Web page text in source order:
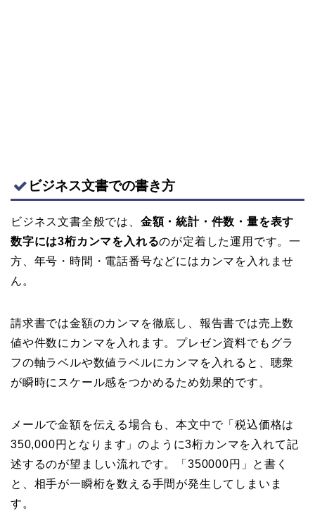
ビジネス文書での書き方
ビジネス文書全般では、 金額・統計・件数・量を表す
数字には3桁カンマを入れるのが定着した運用です。一
方、年号・時間・電話番号などにはカンマを入れませ
ん。
請求書では金額のカンマを徹底し、報告書では売上数
値や件数にカンマを入れます。プレゼン資料でもグラ
フの軸ラベルや数値ラベルにカンマを入れると、聴衆
が瞬時にスケール感をつかめるため効果的です。
メールで金額を伝える場合も、本文中で「税込価格は
350,000円となります」のように3桁カンマを入れて記
述するのが望ましい流れです。「350000円」と書く
と、相手が一瞬桁を数える手間が発生してしまいま
す。